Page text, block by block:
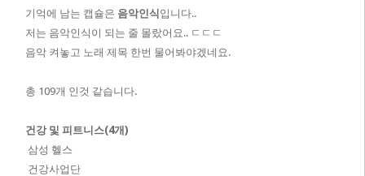
기억에 남는 캡슐은 음악인식 입니다..
저는 음악인식이 되는 줄 몰랐어요.. ㄷㄷㄷ
음악 켜놓고 노래 제목 한번 물어봐야겠네요.
총 109개 인것 같습니다.
건강 및 피트니스(4개)
삼성 헬스
건강사업단